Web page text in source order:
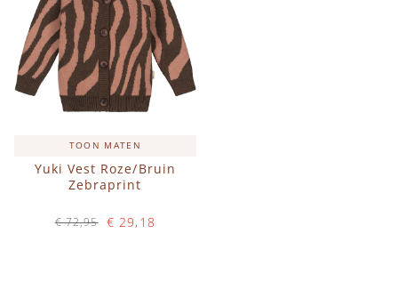
TOON MATEN
Yuki Vest Roze/Bruin
Zebraprint
€ 29,18
€ 72,95